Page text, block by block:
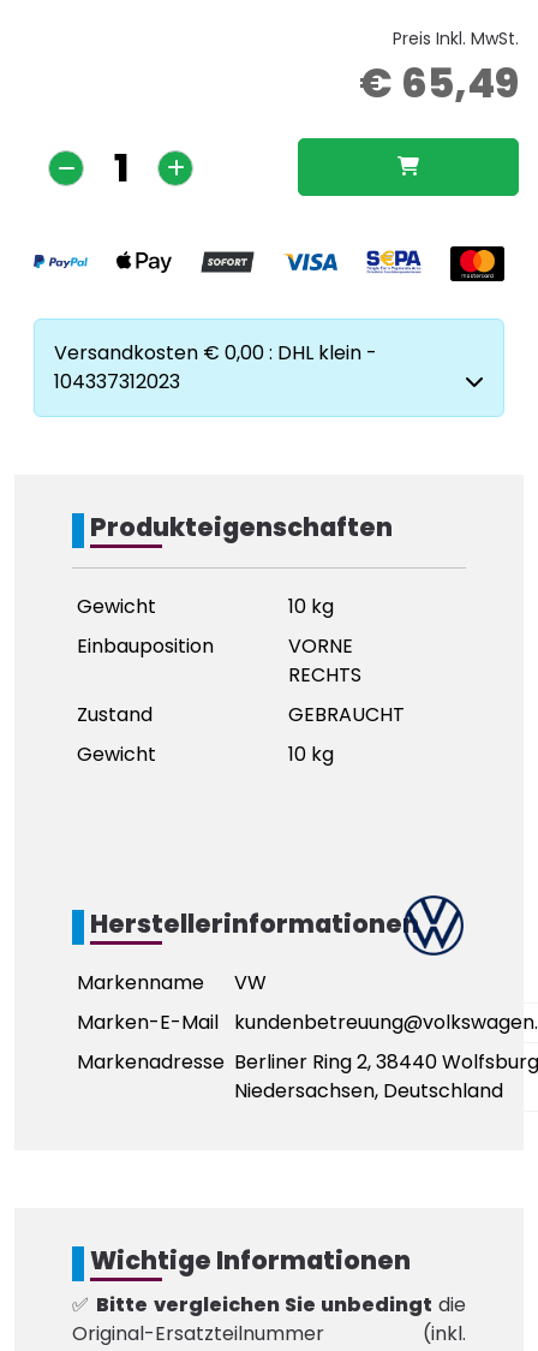
Preis Inkl. MwSt.
€ 65,49
Versandkosten € 0,00 : DHL klein -
104337312023
Produkteigenschaften
Gewicht
10 kg
Einbauposition
VORNE
RECHTS
Zustand
GEBRAUCHT
Gewicht
10 kg
Herstellerinformationen
Markenname
VW
Marken-E-Mail
Markenadresse Berliner Ring 2, 38440
Niedersachsen, Deutschland
Wichtige Informationen
✅ Bitte vergleichen Sie unbedingt die
Original-Ersatzteilnummer (inkl.